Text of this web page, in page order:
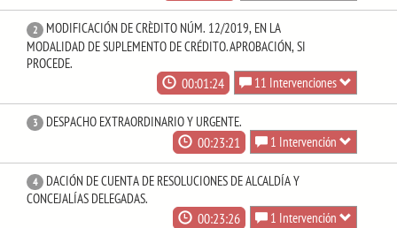
2
MODIFICACIÓN DE CRÈDITO NÚM. 12/2019, EN LA
MODALIDAD DE SUPLEMENTO DE CRÉDITO. APROBACIÓN, SI
PROCEDE.
00:01:24 11 Intervenciones
3 DESPACHO EXTRAORDINARIO Y URGENTE.
00:23:21 1 Intervención
4
DACIÓN DE CUENTA DE RESOLUCIONES DE ALCALDÍA Y
CONCEJALÍAS DELEGADAS.
00:23:26 1 Intervención